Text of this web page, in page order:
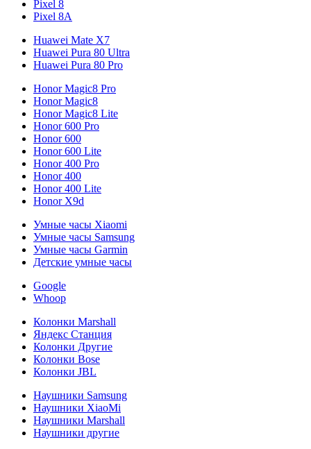
Pixel 8
Pixel 8A
Huawei Mate X7
Huawei Pura 80 Ultra
Huawei Pura 80 Pro
Honor Magic8 Pro
Honor Magic8
Honor Magic8 Lite
Honor 600 Pro
Honor 600
Honor 600 Lite
Honor 400 Pro
Honor 400
Honor 400 Lite
Honor X9d
Умные часы Xiaomi
Умные часы Samsung
Умные часы Garmin
Детские умные часы
Google
Whoop
Колонки Marshall
Яндекс Станция
Колонки Другие
Колонки Bose
Колонки JBL
Наушники Samsung
Наушники XiaoMi
Наушники Marshall
Наушники другие